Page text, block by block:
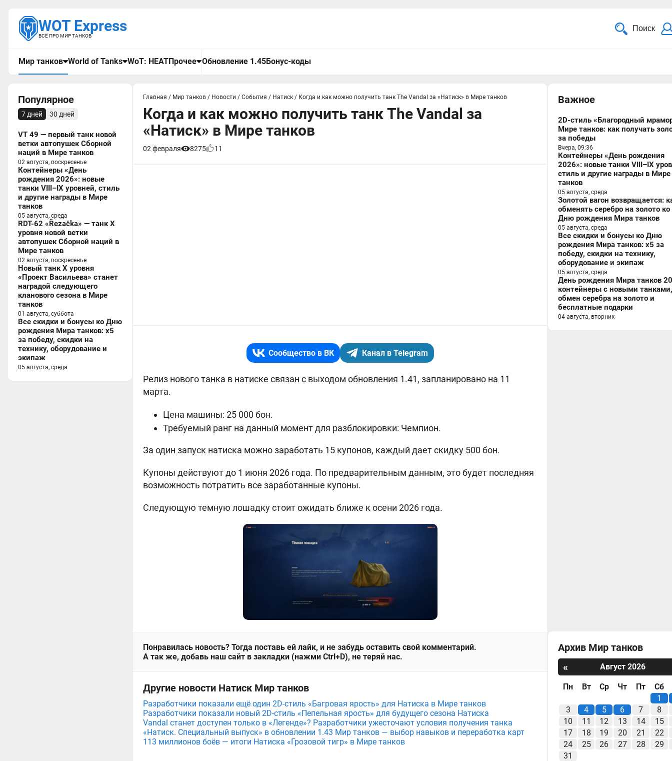
WOT Express
ВСЁ ПРО МИР ТАНКОВ
Поиск
Мир танков World of Tanks WoT: HEATПрочее Обновление 1.45Бонус-коды
Популярное
7 дней 30 дней
VT 49 — первый танк новой
ветки автопушек Сборной
наций в Мире танков
02 августа, воскресенье
Контейнеры «День
рождения 2026»: новые
танки VIII–IX уровней, стиль
и другие награды в Мире
танков
05 августа, среда
RDT-62 «Řezačka» — танк X
уровня новой ветки
автопушек Сборной наций в
Мире танков
02 августа, воскресенье
Новый танк X уровня
«Проект Васильева» станет
наградой следующего
кланового сезона в Мире
танков
01 августа, суббота
Все скидки и бонусы ко Дню
рождения Мира танков: x5
за победу, скидки на
технику, оборудование и
экипаж
05 августа, среда
Главная / Мир танков / Новости / События / Натиск / Когда и как можно получить танк The Vandal за «Натиск» в Мире танков
Когда и как можно получить танк The Vandal за
«Натиск» в Мире танков
02 февраля 8275 11
Сообщество в ВК Канал в Telegram
Релиз нового танка в натиске связан с выходом обновления 1.41, запланировано на 11
марта.
Цена машины: 25 000 бон.
Требуемый ранг на данный момент для разблокировки: Чемпион.
За один запуск натиска можно заработать 15 купонов, каждый дает скидку 500 бон.
Купоны действуют до 1 июня 2026 года. По предварительным данным, это будет последняя
возможность потратить все заработанные купоны.
Следующую темную лошадку стоит ожидать ближе к осени 2026 года.
Понравилась новость? Тогда поставь ей лайк, и не забудь оставить свой комментарий.
А так же, добавь наш сайт в закладки (нажми Ctrl+D), не теряй нас.
Другие новости Натиск Мир танков
Разработчики показали ещё один 2D-стиль «Багровая ярость» для Натиска в Мире танков
Разработчики показали новый 2D-стиль «Пепельная ярость» для будущего сезона Натиска
Vandal станет доступен только в «Легенде»? Разработчики ужесточают условия получения танка
«Натиск. Специальный выпуск» в обновлении 1.43 Мир танков — выбор навыков и переработка карт
113 миллионов боёв — итоги Натиска «Грозовой тигр» в Мире танков
Важное
2D-стиль «Благородный
Мире танков: как получать
за победы
Вчера, 09:36
Контейнеры «День рождения
2026»: новые танки VIII–IX
стиль и другие награды в Мире
танков
05 августа, среда
Золотой вагон возвращается:
обменять серебро на золото ко
Дню рождения Мира танков
05 августа, среда
Все скидки и бонусы ко Дню
рождения Мира танков: x5 за
победу, скидки на технику,
оборудование и экипаж
05 августа, среда
День рождения Мира танков
контейнеры с новыми танками,
обмен серебра на золото и
бесплатные подарки
04 августа, вторник
Архив Мир танков
«
Август 2026
Пн Вт Ср Чт Пт
Сб
1
3
4 5 6 7
8
10
11 12 13 14
15
17
18 19 20 21
22
24
25 26 27 28
29
31